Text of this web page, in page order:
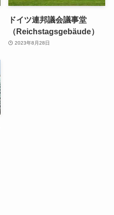
ドイツ連邦議会議事堂
（Reichstagsgebäude）
2023年8月28日